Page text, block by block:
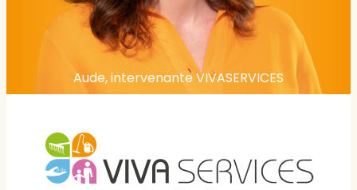
Aude, intervenante VIVASERVICES